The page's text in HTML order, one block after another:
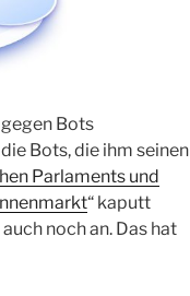
Bots
Bots, die ihm seinen
Parlaments und
“ kaputt
noch an. Das hat